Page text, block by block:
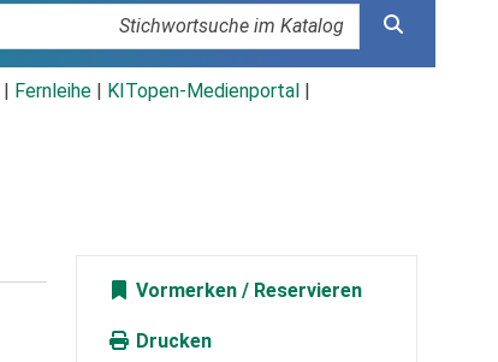
Fernleihe KITopen-Medienportal
Vormerken
Drucken